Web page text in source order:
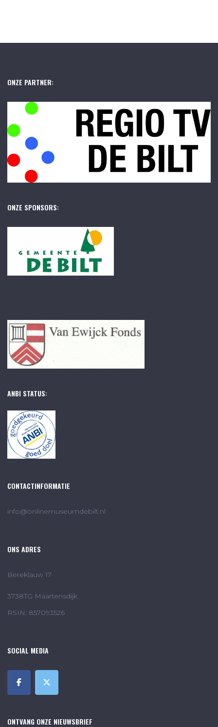
ONZE PARTNER:
ONZE SPONSORS:
ANBI STATUS:
CONTACTINFORMATIE
info@onlinemuseumdebilt.nl
ONS ADRES
Bereklauw 17
3738TG Maartensdijk
RSIN: 857093526
SOCIAL MEDIA
ONTVANG ONZE NIEUWSBRIEF